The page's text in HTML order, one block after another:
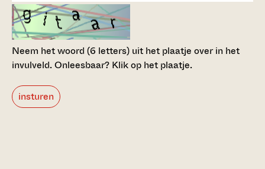
Neem het woord (6 letters) uit het plaatje over in het
invulveld.Onleesbaar? Klik op het plaatje.
insturen